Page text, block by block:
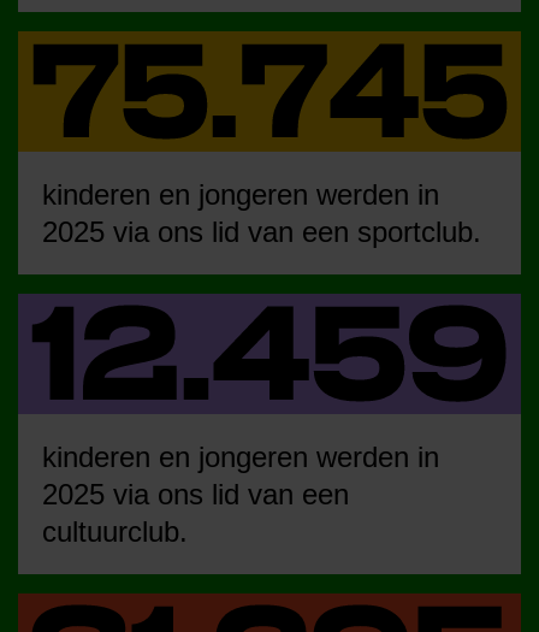
kinderen en jongeren werden in
2025 via ons lid van een sportclub.
kinderen en jongeren werden in
2025 via ons lid van een
cultuurclub.